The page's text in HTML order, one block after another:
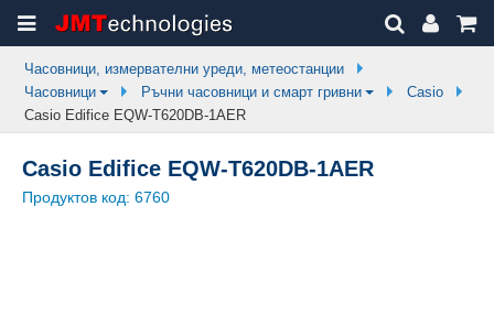
Часовници, измервателни уреди, метеостанции
Часовници
Ръчни часовници и смарт гривни
Casio
Casio Edifice EQW-T620DB-1AER
Casio Edifice EQW-T620DB-1AER
Продуктов код: 6760